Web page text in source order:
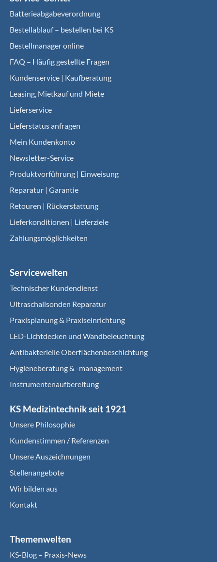
Batterieabgabeverordnung
Bestellablauf – bestellen bei KS
Bestellmanager online
FAQ – Häufig gestellte Fragen
Kundenservice | Kaufberatung
Leasing, Mietkauf und Miete
Lieferservice
Lieferstatus anfragen
Mein Kundenkonto
Newsletter-Service
Produktvorführung | Einweisung
Reparatur | Garantie
Retouren | Rückerstattung
Lieferkonditionen | Lieferziele
Zahlungsmöglichkeiten
Servicewelten
Technischer Kundendienst
Ultraschallsonden Reparatur
Praxisplanung & Praxiseinrichtung
LED-Lichtdecken und Wandbeleuchtung
Antibakterielle Oberflächenbeschichtung
Hygieneberatung & -management
Instrumentenaufbereitung
KS Medizintechnik seit 1921
Unsere Philosophie
Kundenstimmen / Referenzen
Unsere Auszeichnungen
Stellenangebote
Wir bilden aus
Kontakt
Themenwelten
KS-Blog – Praxis-News